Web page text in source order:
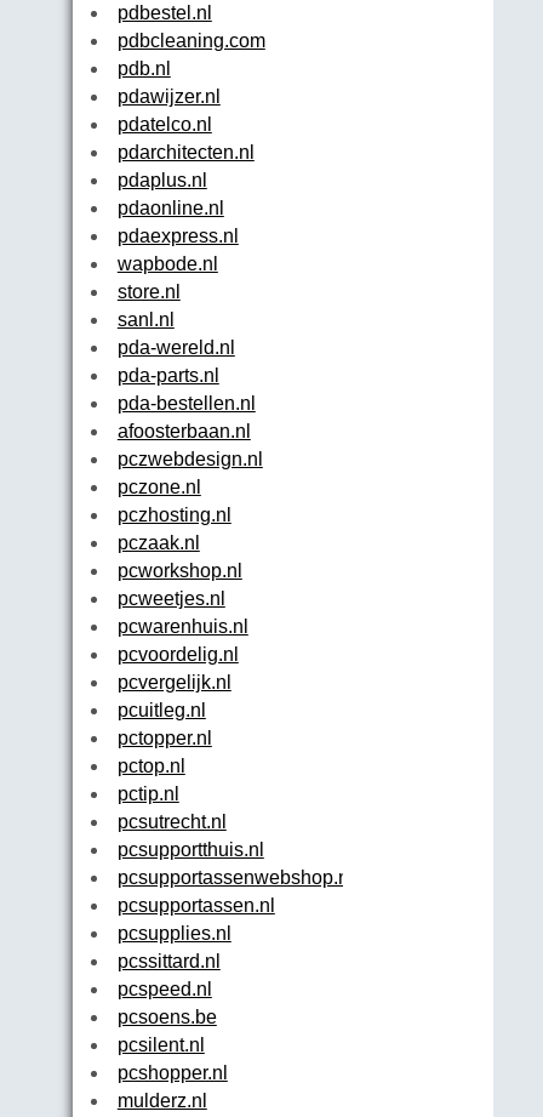
pdbestel.nl
pdbcleaning.com
pdb.nl
pdawijzer.nl
pdatelco.nl
pdarchitecten.nl
pdaplus.nl
pdaonline.nl
pdaexpress.nl
wapbode.nl
store.nl
sanl.nl
pda-wereld.nl
pda-parts.nl
pda-bestellen.nl
afoosterbaan.nl
pczwebdesign.nl
pczone.nl
pczhosting.nl
pczaak.nl
pcworkshop.nl
pcweetjes.nl
pcwarenhuis.nl
pcvoordelig.nl
pcvergelijk.nl
pcuitleg.nl
pctopper.nl
pctop.nl
pctip.nl
pcsutrecht.nl
pcsupportthuis.nl
pcsupportassenwebshop.nl
pcsupportassen.nl
pcsupplies.nl
pcssittard.nl
pcspeed.nl
pcsoens.be
pcsilent.nl
pcshopper.nl
mulderz.nl